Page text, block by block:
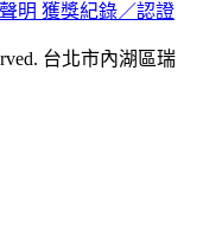
明 獲獎紀錄／認證
台北市內湖區瑞